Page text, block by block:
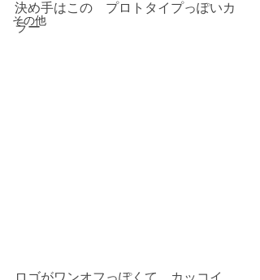
その他
決め手はこの　プロトタイプっぽいカ
ラー
ロゴがワンオフっぽくて、カッコイ